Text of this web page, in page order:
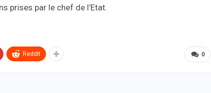
prises par le chef de l’Etat.
0
ReddIt